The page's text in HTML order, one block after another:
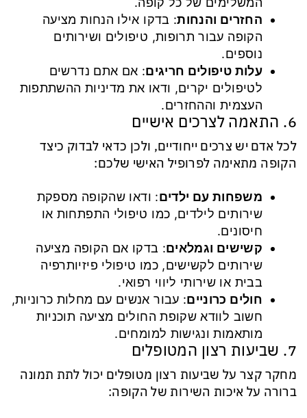
החזרים והנחות: בדקו אילו הנחות מציעה
הקופה עבור תרופות, טיפולים ושירותים
נוספים.
עלות טיפולים חריגים: אם אתם נדרשים
לטיפולים יקרים, ודאו את מדיניות ההשתתפות
העצמית וההחזרים.
6. התאמה לצרכים אישיים
לכל אדם יש צרכים ייחודיים, ולכן כדאי לבדוק כיצד
הקופה מתאימה לפרופיל האישי שלכם:
משפחות עם ילדים: ודאו שהקופה מספקת
שירותים לילדים, כמו טיפולי התפתחות או
חיסונים.
קשישים וגמלאים: בדקו אם הקופה מציעה
שירותים לקשישים, כמו טיפולי פיזיותרפיה
בבית או שירותי ליווי רפואי.
חולים כרוניים: עבור אנשים עם מחלות כרוניות,
חשוב לוודא שקופת החולים מציעה תוכניות
מותאמות ונגישות למומחים.
7. שביעות רצון המטופלים
מחקר קצר על שביעות רצון מטופלים יכול לתת תמונה
ברורה על איכות השירות של הקופה: